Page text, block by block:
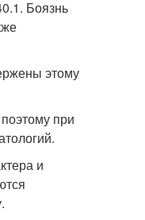
Боязнь
этому
при
и